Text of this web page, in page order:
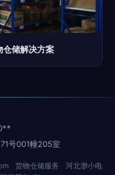
仓储解决方案
号001幢205室
货物仓储服务
河北渺小电